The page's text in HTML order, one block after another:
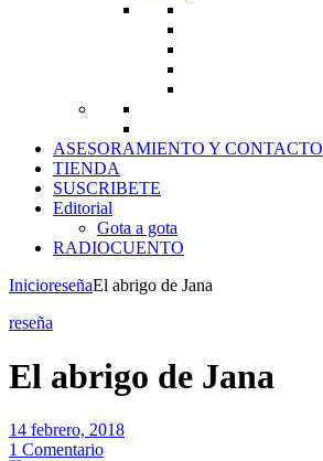
ASESORAMIENTO Y CONTACTO
TIENDA
SUSCRIBETE
Editorial
Gota a gota
RADIOCUENTO
InicioreseñaEl abrigo de Jana
reseña
El abrigo de Jana
14 febrero, 2018
1 Comentario